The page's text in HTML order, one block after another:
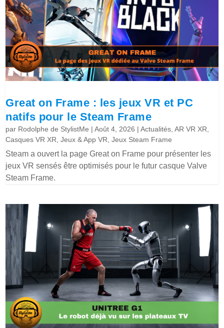
Great on Frame : les jeux VR et PC
natifs pour le Steam Frame
par Rodolphe de StylistMe |Août 4, 2026 |Actualités ,AR VR XR
Casques VR XR ,Jeux & App VR ,Jeux Steam Frame
Steam a ouvert la page Great on Frame pour présenter les
jeux VR sensés être optimisés pour le futur casque Valve
Steam Frame.